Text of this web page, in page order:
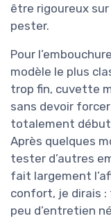
être rigoureux
pester.
Pour
modèle le plus
trop fin, cuvette
sans devoir
totalement
Après quelques
tester d’autres
fait largement
confort, je dirais
peu d’entretien